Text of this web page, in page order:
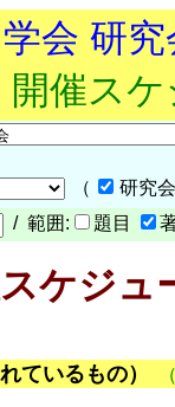
会 研
開催ス
（
研究
/ 範囲: 題目
ケジュ
ているもの）